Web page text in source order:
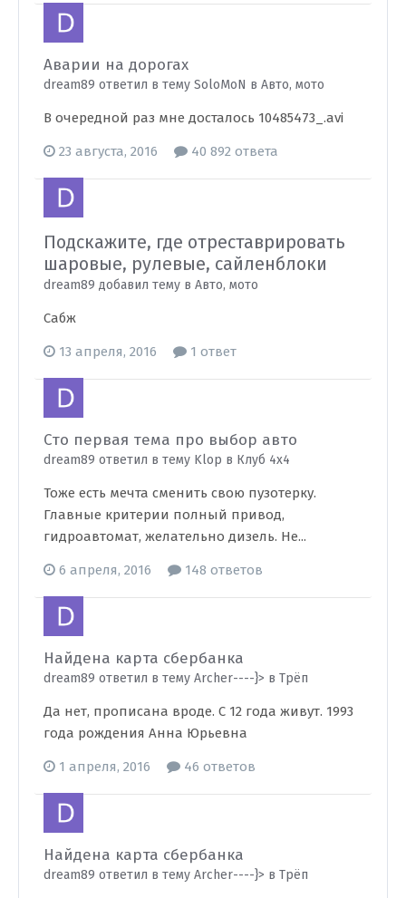
Аварии на дорогах
dream89 ответил в тему SoloMoN в Авто, мото
В очередной раз мне досталось 10485473_.avi
23 августа, 2016 40 892 ответа
Подскажите, где отреставрировать
шаровые, рулевые, сайленблоки
dream89 добавил тему в Авто, мото
Сабж
13 апреля, 2016 1 ответ
Сто первая тема про выбор авто
dream89 ответил в тему Klop в Клуб 4х4
Тоже есть мечта сменить свою пузотерку.
Главные критерии полный привод,
гидроавтомат, желательно дизель. Не...
6 апреля, 2016 148 ответов
Найдена карта сбербанка
dream89 ответил в тему Archer----}> в Трёп
Да нет, прописана вроде. С 12 года живут. 1993
года рождения Анна Юрьевна
1 апреля, 2016 46 ответов
Найдена карта сбербанка
dream89 ответил в тему Archer----}> в Трёп